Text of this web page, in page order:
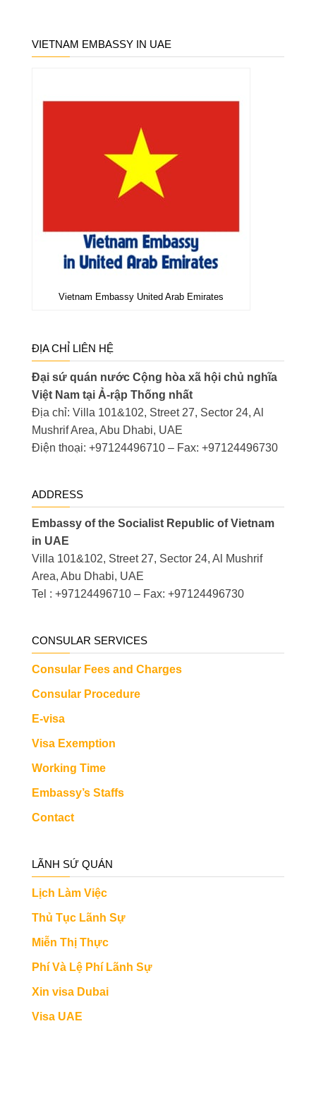
VIETNAM EMBASSY IN UAE
Vietnam Embassy United Arab Emirates
ĐỊA CHỈ LIÊN HỆ
Đại sứ quán nước Cộng hòa xã hội chủ nghĩa
Việt Nam tại Ả-rập Thống nhất
Địa chỉ: Villa 101&102, Street 27, Sector 24, Al
Mushrif Area, Abu Dhabi, UAE
Điện thoại: +97124496710 – Fax: +97124496730
ADDRESS
Embassy of the Socialist Republic of Vietnam
in UAE
Villa 101&102, Street 27, Sector 24, Al Mushrif
Area, Abu Dhabi, UAE
Tel : +97124496710 – Fax: +97124496730
CONSULAR SERVICES
Consular Fees and Charges
Consular Procedure
E-visa
Visa Exemption
Working Time
Embassy’s Staffs
Contact
LÃNH SỨ QUÁN
Lịch Làm Việc
Thủ Tục Lãnh Sự
Miễn Thị Thực
Phí Và Lệ Phí Lãnh Sự
Xin visa Dubai
Visa UAE